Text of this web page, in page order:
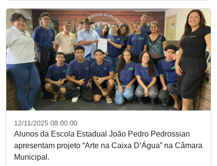
12/11/2025 08:00:00
Alunos da Escola Estadual João Pedro Pedrossian
apresentam projeto “Arte na Caixa D’Água” na Câmara
Municipal.